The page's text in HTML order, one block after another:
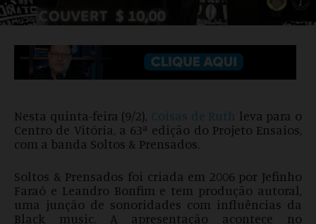
Nesta quinta-feira (9/2), Coisas de Ruth leva para o
Centro de Vitória, a 63ª edição do Projeto Ensaios,
com a banda Soltos & Prensados.
Soltos & Prensados foi criada em 2006 por Jefinho
Faraó e Leandro Bonfim e tem produção autoral,
uma junção de sonoridades com influências da
Black music. A apresentação acontece no